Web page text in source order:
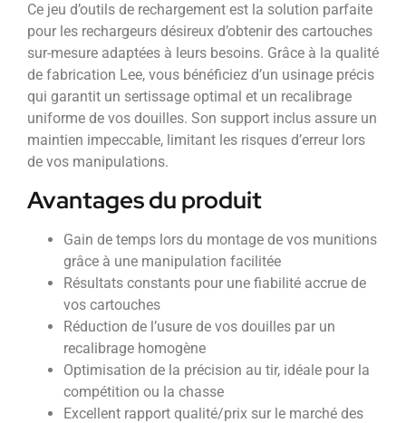
Ce jeu d’outils de rechargement est la solution parfaite
pour les rechargeurs désireux d’obtenir des cartouches
sur-mesure adaptées à leurs besoins. Grâce à la qualité
de fabrication Lee, vous bénéficiez d’un usinage précis
qui garantit un sertissage optimal et un recalibrage
uniforme de vos douilles. Son support inclus assure un
maintien impeccable, limitant les risques d’erreur lors
de vos manipulations.
Avantages du produit
Gain de temps lors du montage de vos munitions
grâce à une manipulation facilitée
Résultats constants pour une fiabilité accrue de
vos cartouches
Réduction de l’usure de vos douilles par un
recalibrage homogène
Optimisation de la précision au tir, idéale pour la
compétition ou la chasse
Excellent rapport qualité/prix sur le marché des